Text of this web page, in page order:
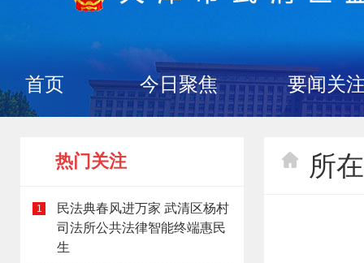
首页 今日聚焦 要闻关
热门关注
1
民法典春风进万家 武清区杨村
司法所公共法律智能终端惠民
生
所